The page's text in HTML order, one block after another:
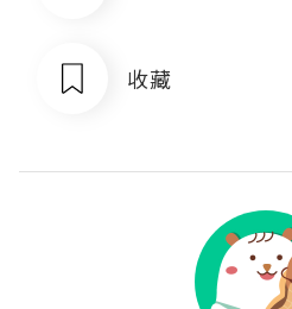
收藏